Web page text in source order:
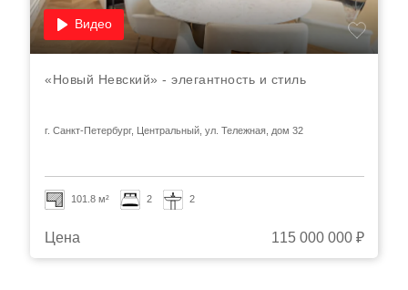
Видео
«Новый Невский»‎ - элегантность и стиль
г. Санкт-Петербург, Центральный, ул. Тележная, дом 32
101.8 м² 2 2
Цена 115 000 000 ₽